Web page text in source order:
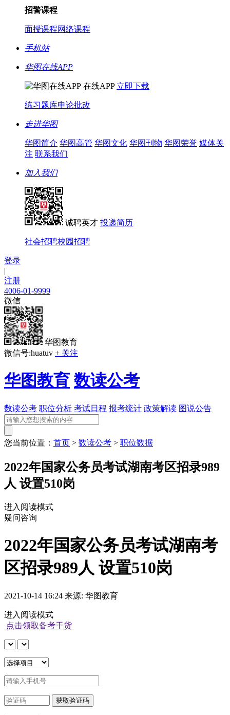
招警课程
面授课程网络课程
手机站
华图在线APP
在线APP 立即下载
练习题库申论批改
走进华图
华图简介 华图高管 华图文化 华图刊物 华图荣誉 媒体关
注 联系我们
加入我们
诚聘英才 投递简历
社会招聘校园招聘
登录
|
注册
4006-01-9999
微信
华图教育
微信号:huatuv + 关注
华图教育 数读公考
数读公考 职位分析 考试日程 报考统计 政策解读 图说公告
您当前位置： 首页 > 数读公考 > 职位数据
2022年国家公务员考试湖南考区招录989
人 设置510岗
进入阅读模式
疑问咨询
2022年国家公务员考试湖南考
区招录989人 设置510岗
2021-10-14 16:24 来源: 华图教育
进入阅读模式
点击领取备考干货